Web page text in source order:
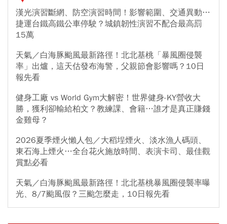
漢光演習斷網、防空演習時間！影響範圍、交通異動…
捷運台鐵高鐵公車停駛？城鎮韌性演習不配合最高罰
15萬
天氣／白海豚颱風最新路徑！北北基桃「暴風圈侵襲
率」出爐，這天估發布海警，父親節會影響嗎？10日
報先看
健身工廠 vs World Gym大解密！世界健身-KY營收大
勝，獲利卻輸給柏文？教練課、會籍…誰才是真正賺錢
金雞母？
2026夏季煙火懶人包／大稻埕煙火、淡水漁人碼頭、
東石海上煙火…全台花火施放時間、表演卡司、最佳觀
賞點必看
天氣／白海豚颱風最新路徑！北北基桃暴風圈侵襲率曝
光、8/7颱風假？三颱怎麼走，10日報先看